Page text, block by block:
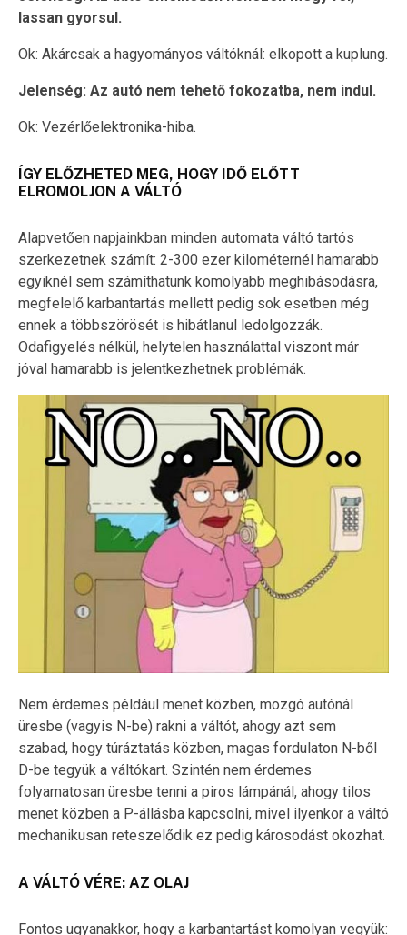
lassan gyorsul.
Ok: Akárcsak a hagyományos váltóknál: elkopott a kuplung.
Jelenség: Az autó nem tehető fokozatba, nem indul.
Ok: Vezérlőelektronika-hiba.
ÍGY ELŐZHETED MEG, HOGY IDŐ ELŐTT
ELROMOLJON A VÁLTÓ
Alapvetően napjainkban minden automata váltó tartós
szerkezetnek számít: 2-300 ezer kilométernél hamarabb
egyiknél sem számíthatunk komolyabb meghibásodásra,
megfelelő karbantartás mellett pedig sok esetben még
ennek a többszörösét is hibátlanul ledolgozzák.
Odafigyelés nélkül, helytelen használattal viszont már
jóval hamarabb is jelentkezhetnek problémák.
Nem érdemes például menet közben, mozgó autónál
üresbe (vagyis N-be) rakni a váltót, ahogy azt sem
szabad, hogy túráztatás közben, magas fordulaton N-ből
D-be tegyük a váltókart. Szintén nem érdemes
folyamatosan üresbe tenni a piros lámpánál, ahogy tilos
menet közben a P-állásba kapcsolni, mivel ilyenkor a váltó
mechanikusan reteszelődik ez pedig károsodást okozhat.
A VÁLTÓ VÉRE: AZ OLAJ
Fontos ugyanakkor, hogy a karbantartást komolyan vegyük: